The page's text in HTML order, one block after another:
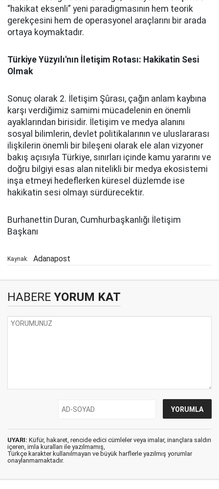
“hakikat eksenli” yeni paradigmasının hem teorik
gerekçesini hem de operasyonel araçlarını bir arada
ortaya koymaktadır.
Türkiye Yüzyılı'nın İletişim Rotası: Hakikatin Sesi
Olmak
Sonuç olarak 2. İletişim Şûrası, çağın anlam kaybına
karşı verdiğimiz samimi mücadelenin en önemli
ayaklarından birisidir. İletişim ve medya alanını
sosyal bilimlerin, devlet politikalarının ve uluslararası
ilişkilerin önemli bir bileşeni olarak ele alan vizyoner
bakış açısıyla Türkiye, sınırları içinde kamu yararını ve
doğru bilgiyi esas alan nitelikli bir medya ekosistemi
inşa etmeyi hedeflerken küresel düzlemde ise
hakikatin sesi olmayı sürdürecektir.
Burhanettin Duran, Cumhurbaşkanlığı İletişim
Başkanı
Kaynak: Adanapost
HABERE YORUM KAT
UYARI: Küfür, hakaret, rencide edici cümleler veya imalar, inançlara saldırı
içeren, imla kuralları ile yazılmamış,
Türkçe karakter kullanılmayan ve büyük harflerle yazılmış yorumlar
onaylanmamaktadır.